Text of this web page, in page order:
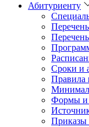
Абитуриенту
Сроки и
Правила
Формы и
Приказы